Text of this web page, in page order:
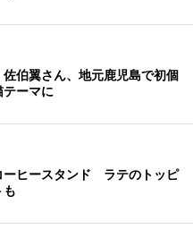
伯翼さん、地元鹿児島で初個
ーマに
ーヒースタンド ラテのトッピ
も